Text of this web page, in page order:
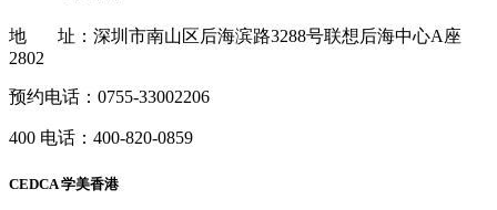
地 址：深圳市南山区后海滨路3288号联想后海中心A座
2802
预约电话： 0755-33002206
400 电话： 400-820-0859
CEDCA 学美香港